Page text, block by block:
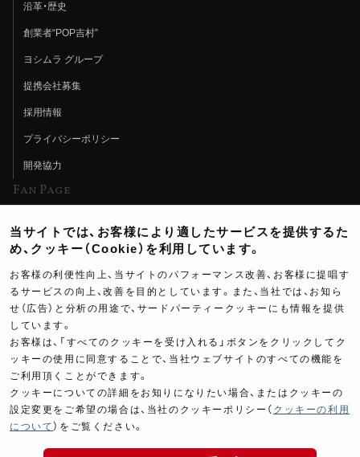
沿革・歴史
創業者“POP吉村”
ヨシムラ グループ
提携会社募集
採用情報
プライバシーポリシー
開発協力
Fan Page
ヨシムラTV
イベント情報
イベントスケジュール
ツーリングブレイクタイム
製品ポスター
当サイトでは、お客様により適したサービスを提供するた
め、クッキー（Cookie）を利用しています。
お客様の利便性向上、当サイトのパフォーマンス改善、お客様に提唱す
るサービスの向上、改善を目的としています。また、当社では、お知ら
せ（広告）と分析の用途で、サードパーティークッキーにも情報を提供
しています。
お客様は、「すべてのクッキーを受け入れる」ボタンをクリックしてク
ッキーの使用に同意することで、当社ウェブサイトのすべての機能を
ご利用頂くことができます。
クッキーについての詳細をお知りになりたい場合、またはクッキーの
設定変更をご希望の場合は、当社のクッキーポリシー（ クッキーの利用
について ）をご覧ください。